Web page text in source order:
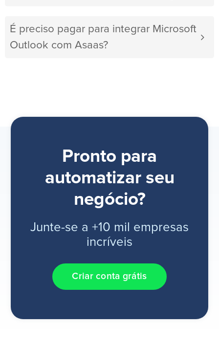
É preciso pagar para integrar Microsoft
Outlook com Asaas?
Pronto para
automatizar seu
negócio?
Junte-se a +10 mil empresas
incríveis
Criar conta grátis